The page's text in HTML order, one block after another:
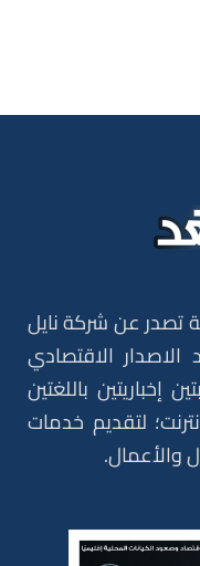
تصدر عن شركة نايل
الاقتصادي
إخباريتين باللغتين
لتقديم خدمات